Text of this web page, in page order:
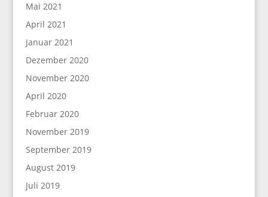
Mai 2021
April 2021
Januar 2021
Dezember 2020
November 2020
April 2020
Februar 2020
November 2019
September 2019
August 2019
Juli 2019